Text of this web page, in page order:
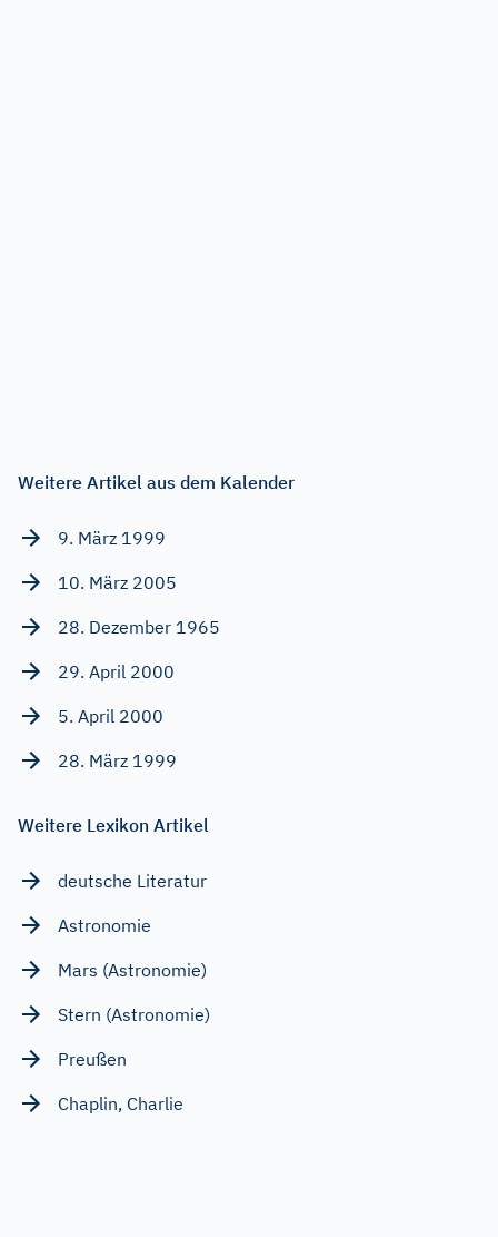
Weitere Artikel aus dem Kalender
9. März 1999
10. März 2005
28. Dezember 1965
29. April 2000
5. April 2000
28. März 1999
Weitere Lexikon Artikel
deutsche Literatur
Astronomie
Mars (Astronomie)
Stern (Astronomie)
Preußen
Chaplin, Charlie